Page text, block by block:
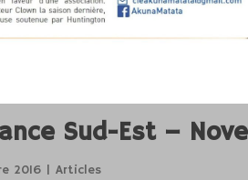
Sud-Est –
2016 Articles